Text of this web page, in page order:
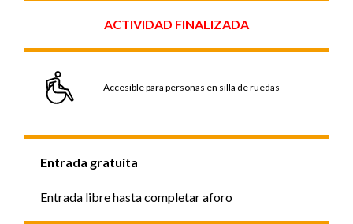
ACTIVIDAD FINALIZADA
Accesible para personas en silla de ruedas
Entrada gratuita
Entrada libre hasta completar aforo